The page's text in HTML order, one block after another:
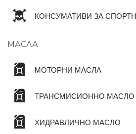
КОНСУМАТИВИ ЗА
МАСЛА
МОТОРНИ МАСЛА
ТРАНСМИСИОННО МАСЛО
ХИДРАВЛИЧНО МАСЛО